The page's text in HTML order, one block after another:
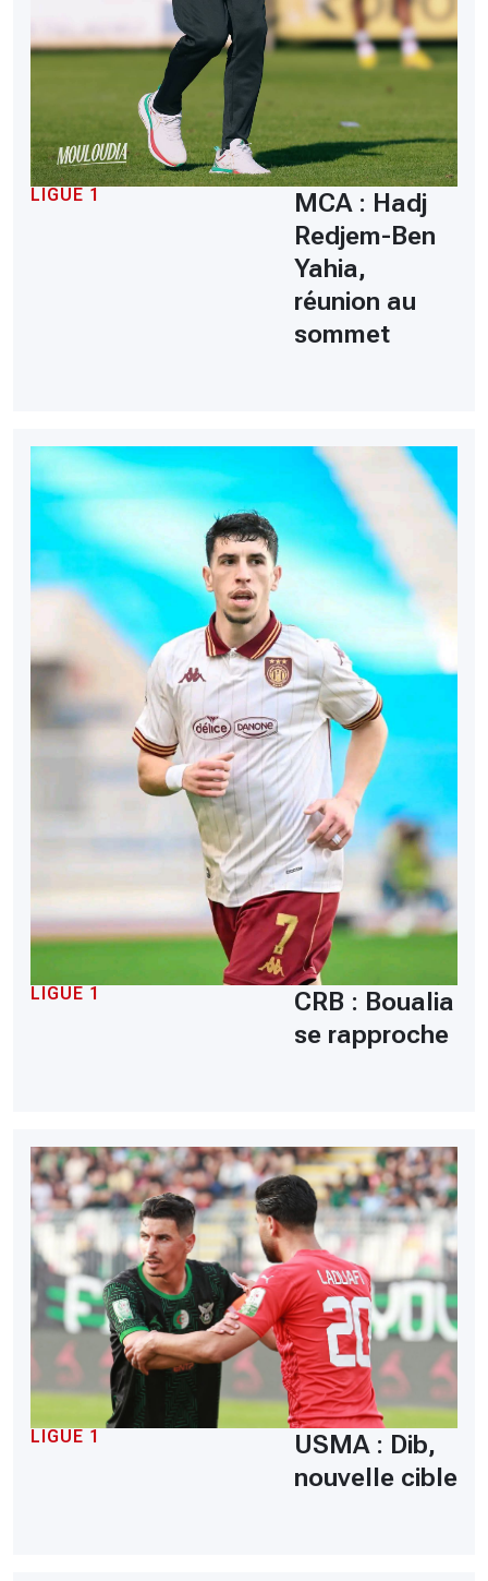
LIGUE 1
MCA : Hadj
Redjem-Ben
Yahia,
réunion au
sommet
LIGUE 1
CRB : Boualia
se rapproche
LIGUE 1
USMA : Dib,
nouvelle cible